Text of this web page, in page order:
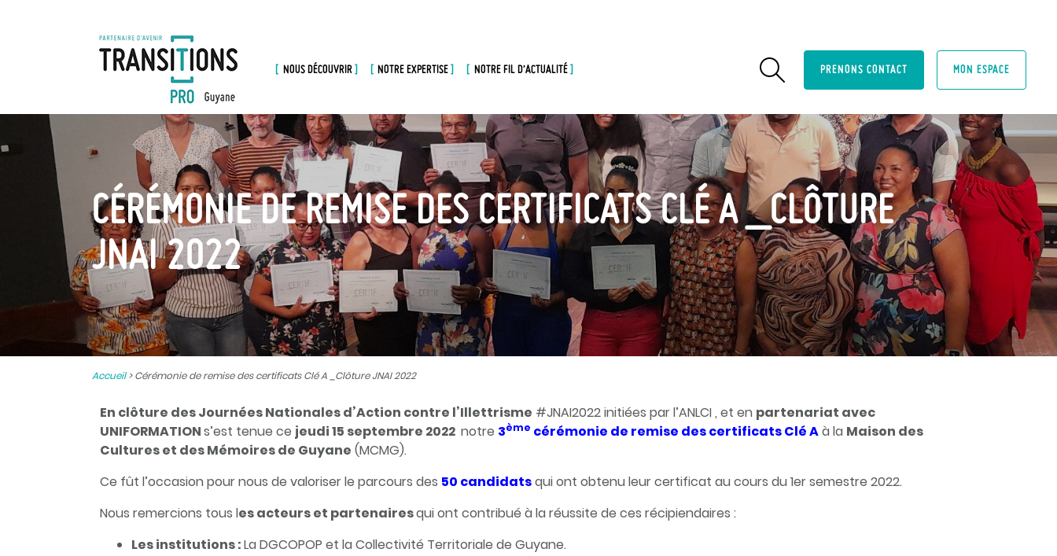
NOUS DÉCOUVRIR NOTRE EXPERTISE NOTRE FIL D’ACTUALITÉ PRENONS CONTACT MON ESPACE
CÉRÉMONIE DE REMISE DES CERTIFICATS CLÉ A _CLÔTURE
JNAI 2022
Accueil>Cérémonie de remise des certificats Clé A _Clôture JNAI 2022
En clôture des Journées Nationales d’Action contre l’Illettrisme #JNAI2022 initiées par l’ANLCI , et en partenariat avec
UNIFORMATIONs’est tenue ce jeudi 15 septembre 2022 notre 3ème cérémonie de remise des certificats Clé Aà la Maison des
Cultures et des Mémoires de Guyane (MCMG).
Ce fût l’occasion pour nous de valoriser le parcours des 50 candidatsqui ont obtenu leur certificat au cours du 1er semestre 2022.
Nous remercions tous les acteurs et partenairesqui ont contribué à la réussite de ces récipiendaires :
Les institutions :La DGCOPOP et la Collectivité Territoriale de Guyane.